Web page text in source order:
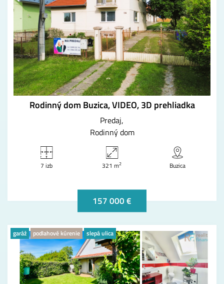
Rodinný dom Buzica, VIDEO, 3D prehliadka
Predaj
Rodinný dom
7 izb 321 m2 Buzica
157 000 €
garáž podlahové kúrenie slepá ulica